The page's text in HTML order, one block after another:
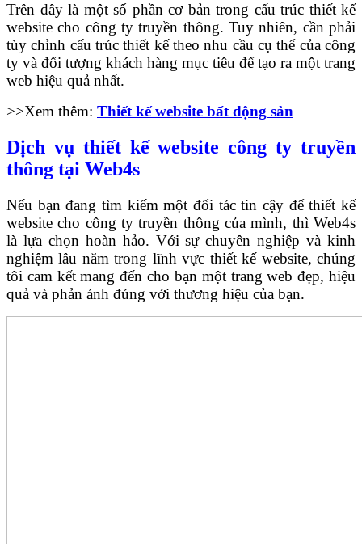
Trên đây là một số phần cơ bản trong cấu trúc thiết kế
website cho công ty truyền thông. Tuy nhiên, cần phải
tùy chỉnh cấu trúc thiết kế theo nhu cầu cụ thể của công
ty và đối tượng khách hàng mục tiêu để tạo ra một trang
web hiệu quả nhất.
>>Xem thêm: Thiết kế website bất động sản
Dịch vụ thiết kế website công ty truyền
thông tại Web4s
Nếu bạn đang tìm kiếm một đối tác tin cậy để thiết kế
website cho công ty truyền thông của mình, thì Web4s
là lựa chọn hoàn hảo. Với sự chuyên nghiệp và kinh
nghiệm lâu năm trong lĩnh vực thiết kế website, chúng
tôi cam kết mang đến cho bạn một trang web đẹp, hiệu
quả và phản ánh đúng với thương hiệu của bạn.